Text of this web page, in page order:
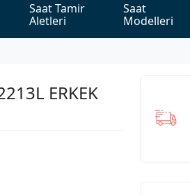
Saat Tamir
Aletleri
Saat
Modelleri
ERKEK